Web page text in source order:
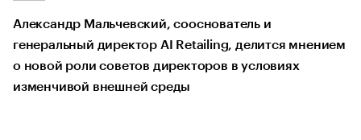
Александр Мальчевский, сооснователь и
генеральный директор AI Retailing, делится мнением
о новой роли советов директоров в условиях
изменчивой внешней среды